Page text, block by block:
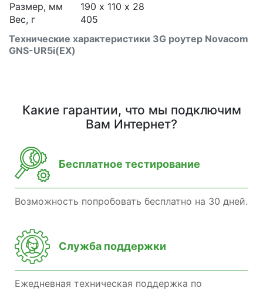
Технические характеристики 3G роутер Novacom
GNS-UR5i(EX)
Размер, мм
190 х 110 х 28
Вес, г
405
Какие гарантии, что мы подключим
Вам Интернет?
Бесплатное тестирование
Возможность попробовать бесплатно на 30 дней.
Служба поддержки
Ежедневная техническая поддержка по